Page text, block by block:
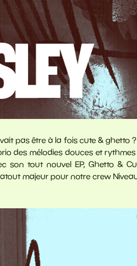
pas être à la fois cute & ghetto
des mélodies douces et
son tout nouvel EP, Ghetto &
majeur pour notre crew